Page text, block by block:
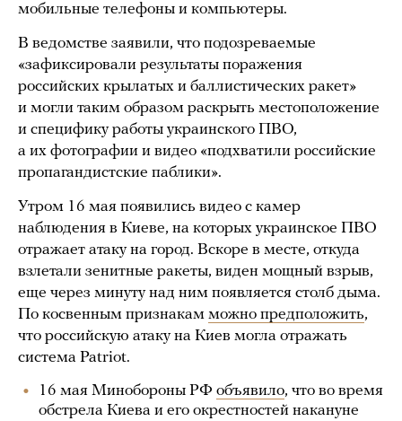
мобильные телефоны и компьютеры.
В ведомстве заявили, что подозреваемые
«зафиксировали результаты поражения
российских крылатых и баллистических ракет»
и могли таким образом раскрыть местоположение
и специфику работы украинского ПВО,
а их фотографии и видео «подхватили российские
пропагандистские паблики».
Утром 16 мая появились видео с камер
наблюдения в Киеве, на которых украинское ПВО
отражает атаку на город. Вскоре в месте, откуда
взлетали зенитные ракеты, виден мощный взрыв,
еще через минуту над ним появляется столб дыма.
По косвенным признакам можно предположить,
что российскую атаку на Киев могла отражать
система Patriot.
16 мая Минобороны РФ объявило, что во время
обстрела Киева и его окрестностей накануне